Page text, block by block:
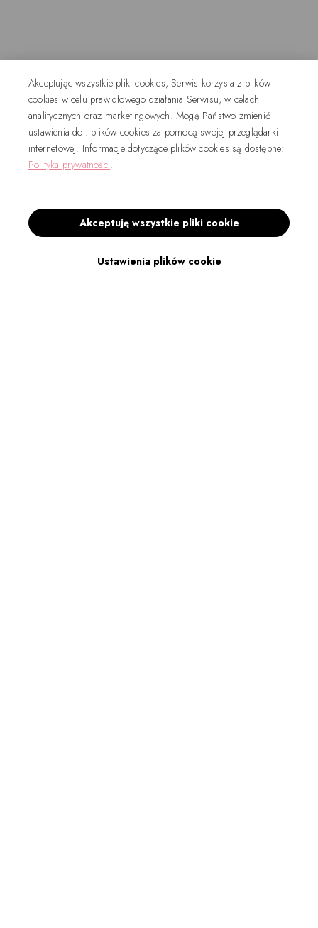
Akceptując wszystkie pliki cookies, Serwis korzysta z plików
cookies w celu prawidłowego działania Serwisu, w celach
analitycznych oraz marketingowych. Mogą Państwo zmienić
ustawienia dot. plików cookies za pomocą swojej przeglądarki
internetowej. Informacje dotyczące plików cookies są dostępne:
Polityka prywatności.
Ustawienia plików cookie
Akceptuję wszystkie pliki cookie